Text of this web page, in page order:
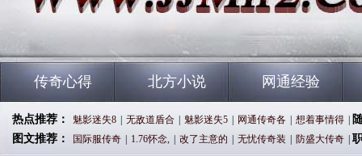
传奇心得 北方小说 网通经验
热点推荐： 魅影迷失8 无敌道盾合 魅影迷失5 网通传奇各 想着事情得
图文推荐：
国际服传奇 1.76怀念, 改了主意的 无忧传奇装 防盛大传奇